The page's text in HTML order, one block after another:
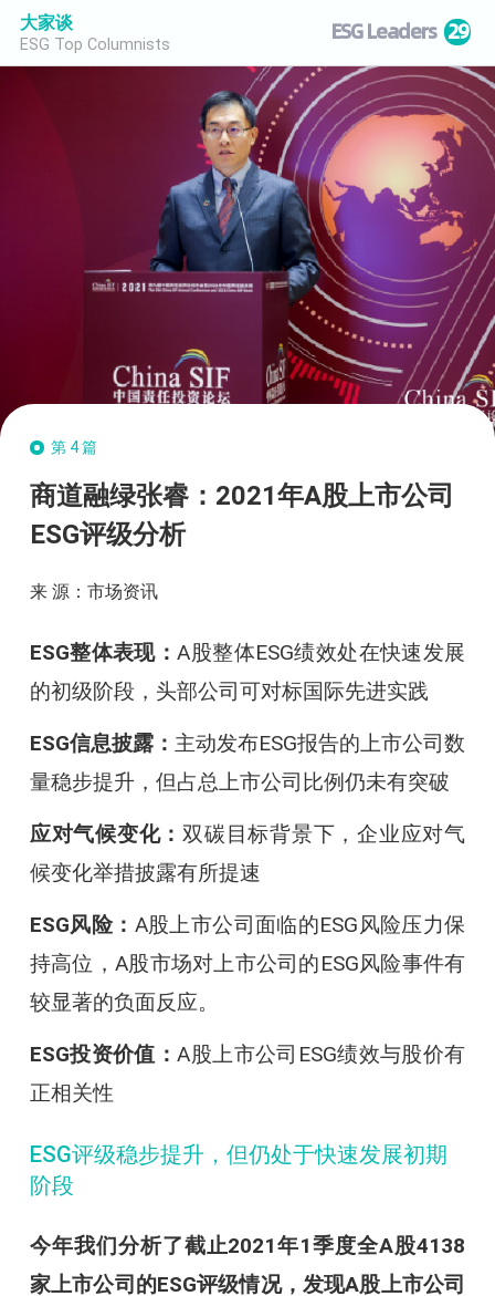
大家谈
ESG Top Columnists ESG Leaders 29
第4篇
商道融绿张睿：2021年A股上市公司
ESG评级分析
来 源：市场资讯
ESG整体表现：A股整体ESG绩效处在快速发展
的初级阶段，头部公司可对标国际先进实践
ESG信息披露： 主动发布ESG报告的上市公司数
量稳步提升，但占总上市公司比例仍未有突破
应对气候变化：双碳目标背景下，企业应对气
候变化举措披露有所提速
ESG风险： A股上市公司面临的ESG风险压力保
持高位，A股市场对上市公司的ESG风险事件有
较显著的负面反应。
ESG投资价值：A股上市公司ESG绩效与股价有
正相关性
ESG评级稳步提升，但仍处于快速发展初期
阶段
今年我们分析了截止2021年1季度全A股4138
家上市公司的ESG评级情况，发现A股上市公司